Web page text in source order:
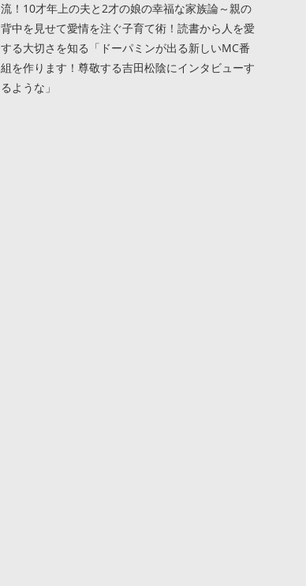
流！10才年上の夫と2才の娘の幸福な家族論～親の
背中を見せて愛情を注ぐ子育て術！読書から人を愛
する大切さを知る「ドーパミンが出る新しいMC番
組を作ります！尊敬する吉田松陰にインタビューす
るような」